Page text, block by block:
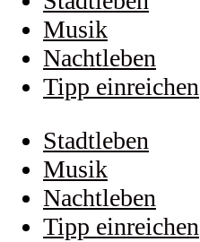
Musik
Nachtleben
Tipp einreichen
Stadtleben
Musik
Nachtleben
Tipp einreichen